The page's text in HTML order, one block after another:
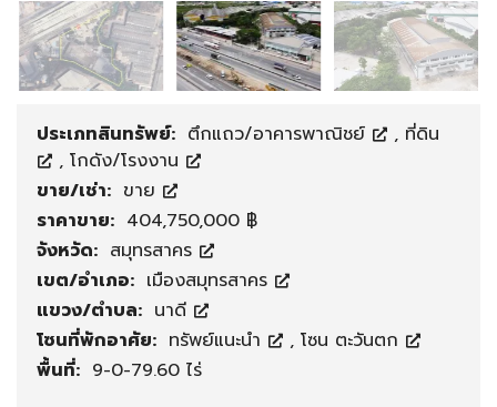
ประเภทสินทรัพย์: ตึกแถว/อาคารพาณิชย์ , ที่ดิน
, โกดัง/โรงงาน
ขาย/เช่า: ขาย
ราคาขาย: 404,750,000 ฿
จังหวัด: สมุทรสาคร
เขต/อำเภอ: เมืองสมุทรสาคร
แขวง/ตำบล: นาดี
โซนที่พักอาศัย: ทรัพย์แนะนำ , โซน ตะวันตก
พื้นที่: 9-0-79.60 ไร่